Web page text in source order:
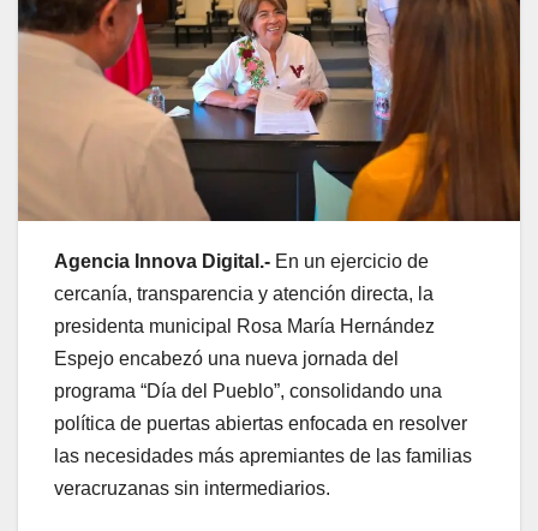
Agencia Innova Digital.- En un ejercicio de
cercanía, transparencia y atención directa, la
presidenta municipal Rosa María Hernández
Espejo encabezó una nueva jornada del
programa “Día del Pueblo”, consolidando una
política de puertas abiertas enfocada en resolver
las necesidades más apremiantes de las familias
veracruzanas sin intermediarios.